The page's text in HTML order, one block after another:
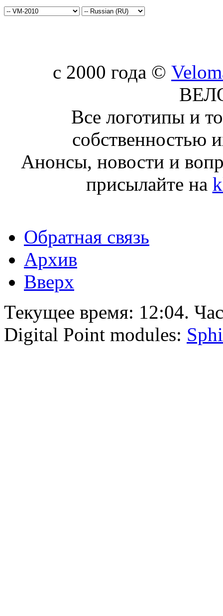
c 2000 года ©
Все логотипы и
собственностью
Анонсы, новости и
присылайте на
Обратная связь
Архив
Вверх
Текущее время: 12:04.
Digital Point modules: